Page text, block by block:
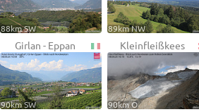
88km SW 89km NW
Girlan - Eppan
90km SW
Kleinfleißkees
90km O